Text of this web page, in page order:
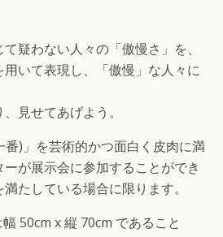
疑わない人々の「傲慢さ」を、
いて表現し、「傲慢」な人々に
見せてあげよう。
番)」を芸術的かつ面白く皮肉に満
が展示会に参加することができ
たしている場合に限ります。
50cm x 縦 70cm であること